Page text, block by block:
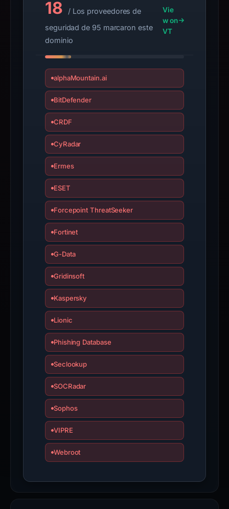
details
have
collection.
This
time-
observations,
a
live
guarantee.
Avoid
with
submit
appeal
the
report
inaccurate.
18
/ Los proveedores de
seguridad de 95 marcaron este
dominio
Vie
w on
VT
alphaMountain.ai
BitDefender
CRDF
CyRadar
Ermes
ESET
Forcepoint ThreatSeeker
Fortinet
G-Data
Gridinsoft
Kaspersky
Lionic
Phishing Database
Seclookup
SOCRadar
Sophos
VIPRE
Webroot